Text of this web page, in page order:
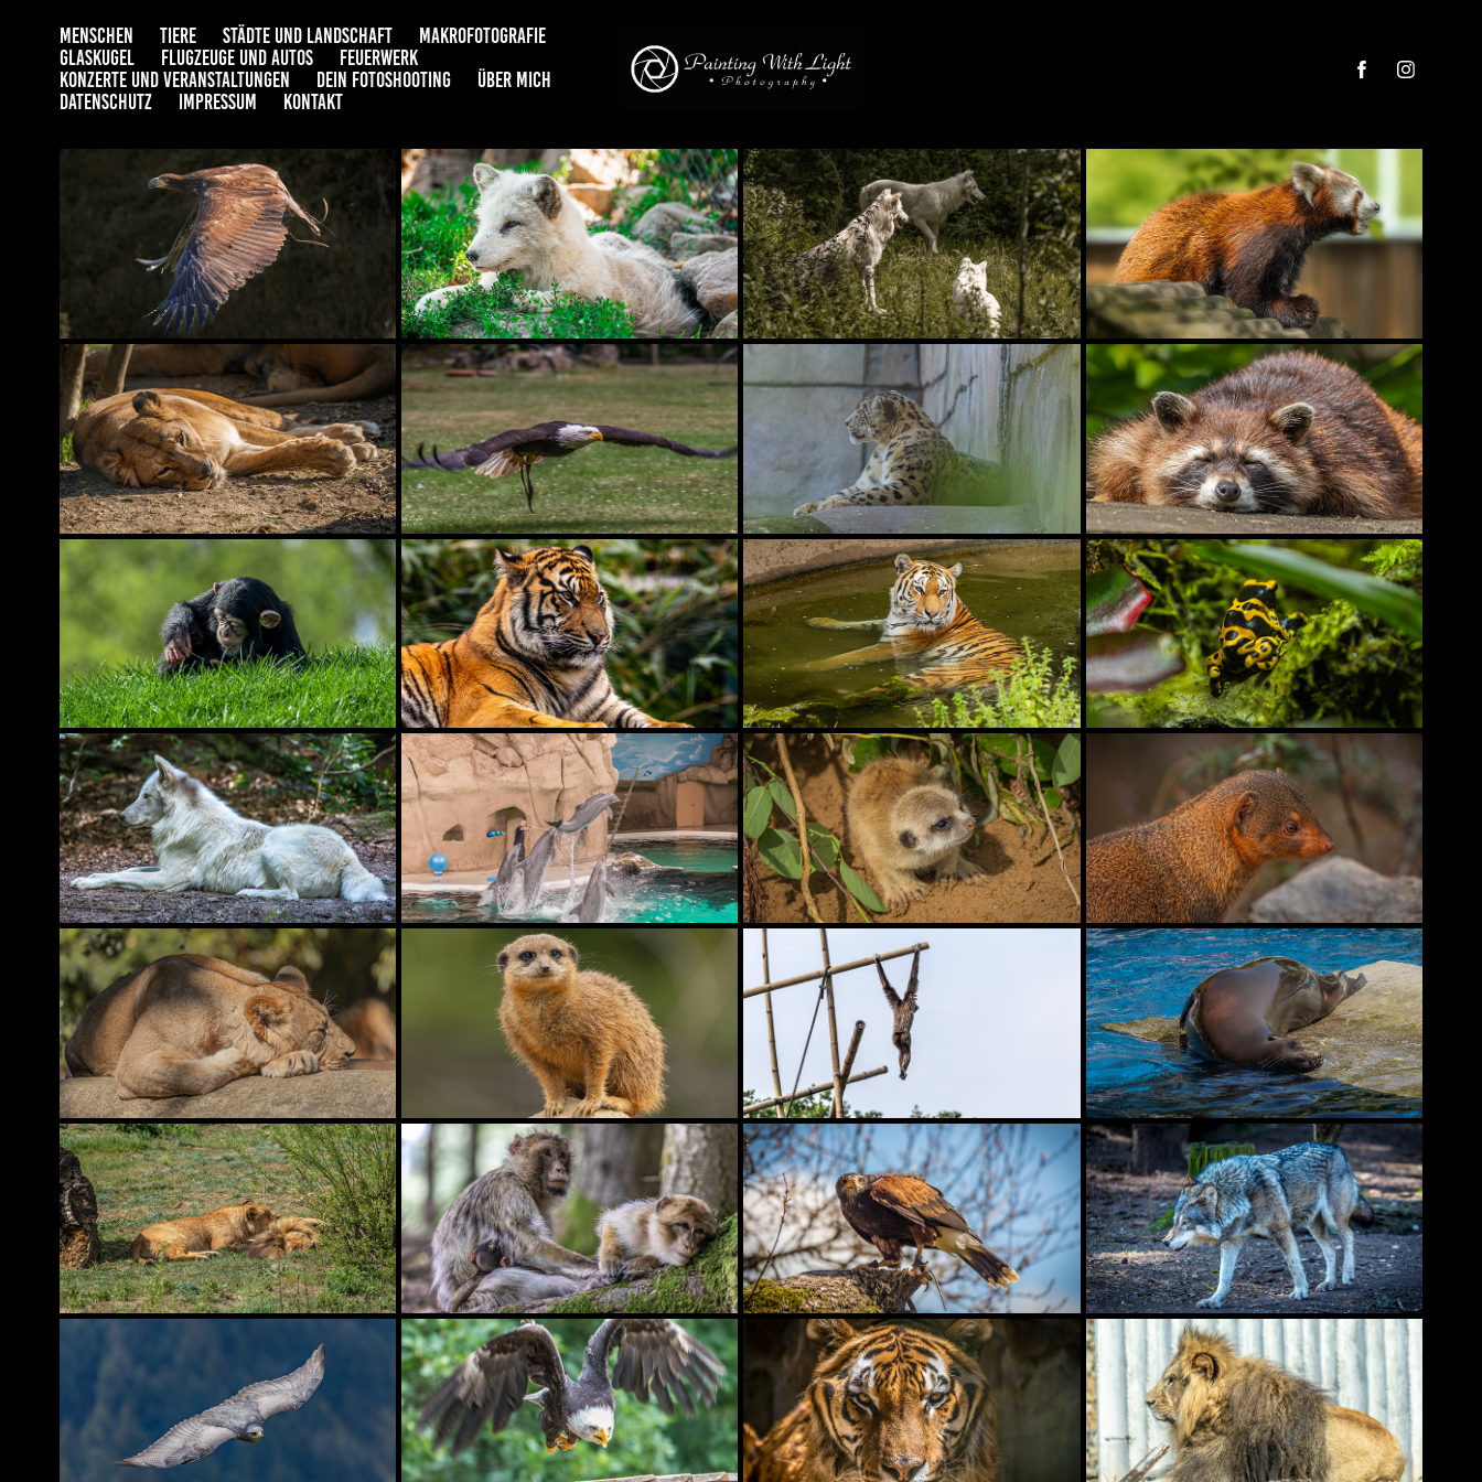
MENSCHEN TIERE STÄDTE UND LANDSCHAFT
MAKROFOTOGRAFIE
GLASKUGEL
FLUGZEUGE UND AUTOS
FEUERWERK
KONZERTE UND VERANSTALTUNGEN
DEIN FOTOSHOOTING
ÜBER MICH
DATENSCHUTZ
IMPRESSUM KONTAKT
ADLER- UND WOLFSPARK
KASSELBURG
GREIFVOGELZOO POTZBERG ZOO OSNABRÜCK TIERPARK AACHEN - EUREGIOZOO
ZOO D'AMNEVILLE GREIFVOGELSTATION HELLENTHAL ZOO NEUNKIRCHEN ZOO HEIDELBERG
ZOOM ERLEBNISWELT
GELSENKIRCHEN
ZOO KREFELD ZOO KÖLN ZOO KARLSRUHE
WOLFSPARK WERNER FREUND
MERZIG
ZOO DUISBURG ZOO NEUWIED OPEL-ZOO KRONBERG
ZOO LEIPZIG ZOO BERLIN TIERPARK OST-BERLIN WILHELMA STUTTGART
ZOO DANZIG WILD- UND ERLEBNISPARK DAUN NATURWILDPARK FREISEN TIERPARK HELLABRUNN MÜNCHEN
WILD- UND FREIZEITPARK
KLOTTEN
GREIFVOGELPARK SAARBURG EIFEL-ZOO LÜNEBACH ZOO ERFURT